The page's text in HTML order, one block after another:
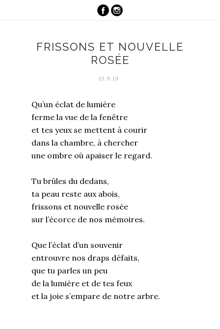
FRISSONS ET NOUVELLE
ROSÉE
13.9.19
Qu’un éclat de lumière
ferme la vue de la fenêtre
et tes yeux se mettent à courir
dans la chambre, à chercher
une ombre où apaiser le regard.
Tu brûles du dedans,
ta peau reste aux abois,
frissons et nouvelle rosée
sur l’écorce de nos mémoires.
Que l’éclat d’un souvenir
entrouvre nos draps défaits,
que tu parles un peu
de la lumière et de tes feux
et la joie s’empare de notre arbre.